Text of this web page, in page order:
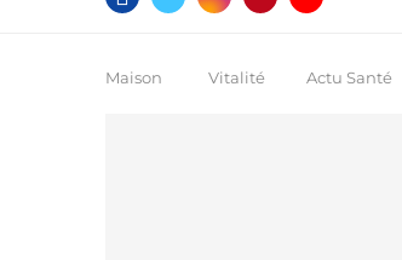
Maison Vitalité Actu Santé